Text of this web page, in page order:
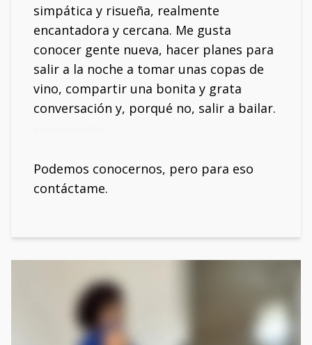
simpática y risueña, realmente
encantadora y cercana. Me gusta
conocer gente nueva, hacer planes para
salir a la noche a tomar unas copas de
vino, compartir una bonita y grata
conversación y, porqué no, salir a bailar.
Podemos conocernos, pero para eso
contáctame.